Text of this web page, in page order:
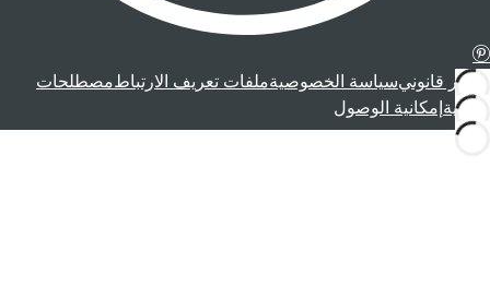
إشعار قانونيسياسة الخصوصيةملفات تعريف الارتباطمصطلحات
قانونية إمكانية الوصول